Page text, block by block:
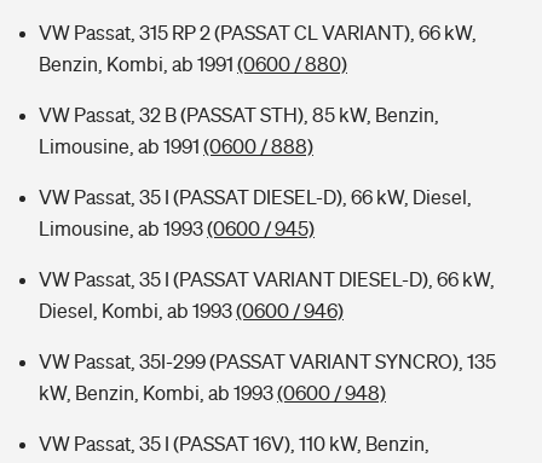
VW Passat, 315 RP 2 (PASSAT CL VARIANT), 66 kW,
Benzin, Kombi, ab 1991 (0600 / 880)
VW Passat, 32 B (PASSAT STH), 85 kW, Benzin,
Limousine, ab 1991 (0600 / 888)
VW Passat, 35 I (PASSAT DIESEL-D), 66 kW, Diesel,
Limousine, ab 1993(0600 / 945)
VW Passat, 35 I (PASSAT VARIANT DIESEL-D), 66 kW,
Diesel, Kombi, ab 1993(0600 / 946)
VW Passat, 35I-299 (PASSAT VARIANT SYNCRO), 135
kW, Benzin, Kombi, ab 1993(0600 / 948)
VW Passat, 35 I (PASSAT 16V), 110 kW, Benzin,